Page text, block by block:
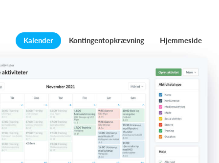
Kalender Kontingentopkrævning Hjemmeside